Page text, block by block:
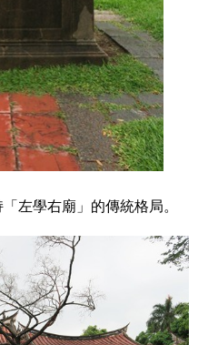
左學右廟」的傳統格局。